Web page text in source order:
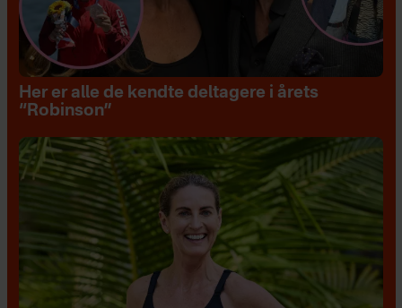
Her er alle de kendte deltagere i årets
“Robinson”